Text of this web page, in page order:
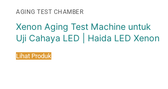
AGING TEST CHAMBER
Xenon Aging Test Machine untuk
Uji Cahaya LED | Haida LED Xenon
Lihat Produk